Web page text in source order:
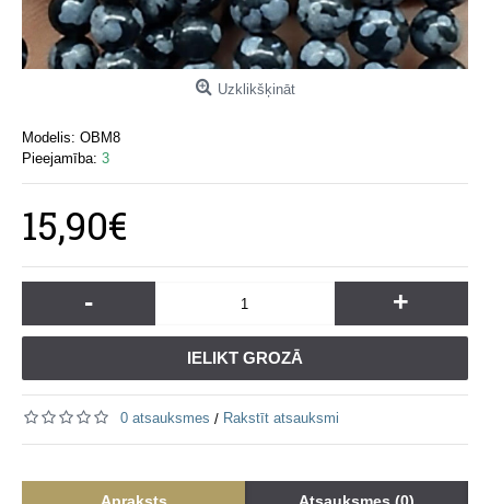
Uzklikšķināt
Modelis: OBM8
Pieejamība: 3
15,90€
- +
IELIKT GROZĀ
0 atsauksmes / Rakstīt atsauksmi